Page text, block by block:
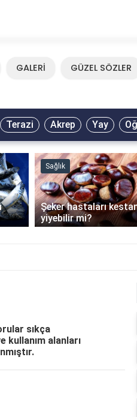
GALERİ GÜZEL SÖZLER
Terazi Akrep Yay
Sağlık
Şeker hastaları
yiyebilir mi?
sıkça
kullanım alanları